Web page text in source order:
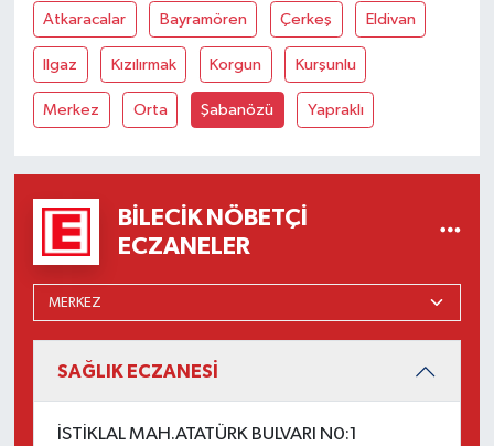
Atkaracalar Bayramören Çerkeş Eldivan
Ilgaz Kızılırmak Korgun Kurşunlu
Merkez Orta Şabanözü Yapraklı
BILECIK NÖBETÇI
ECZANELER
SAĞLIK ECZANESİ
İSTİKLAL MAH.ATATÜRK BULVARI N0:1